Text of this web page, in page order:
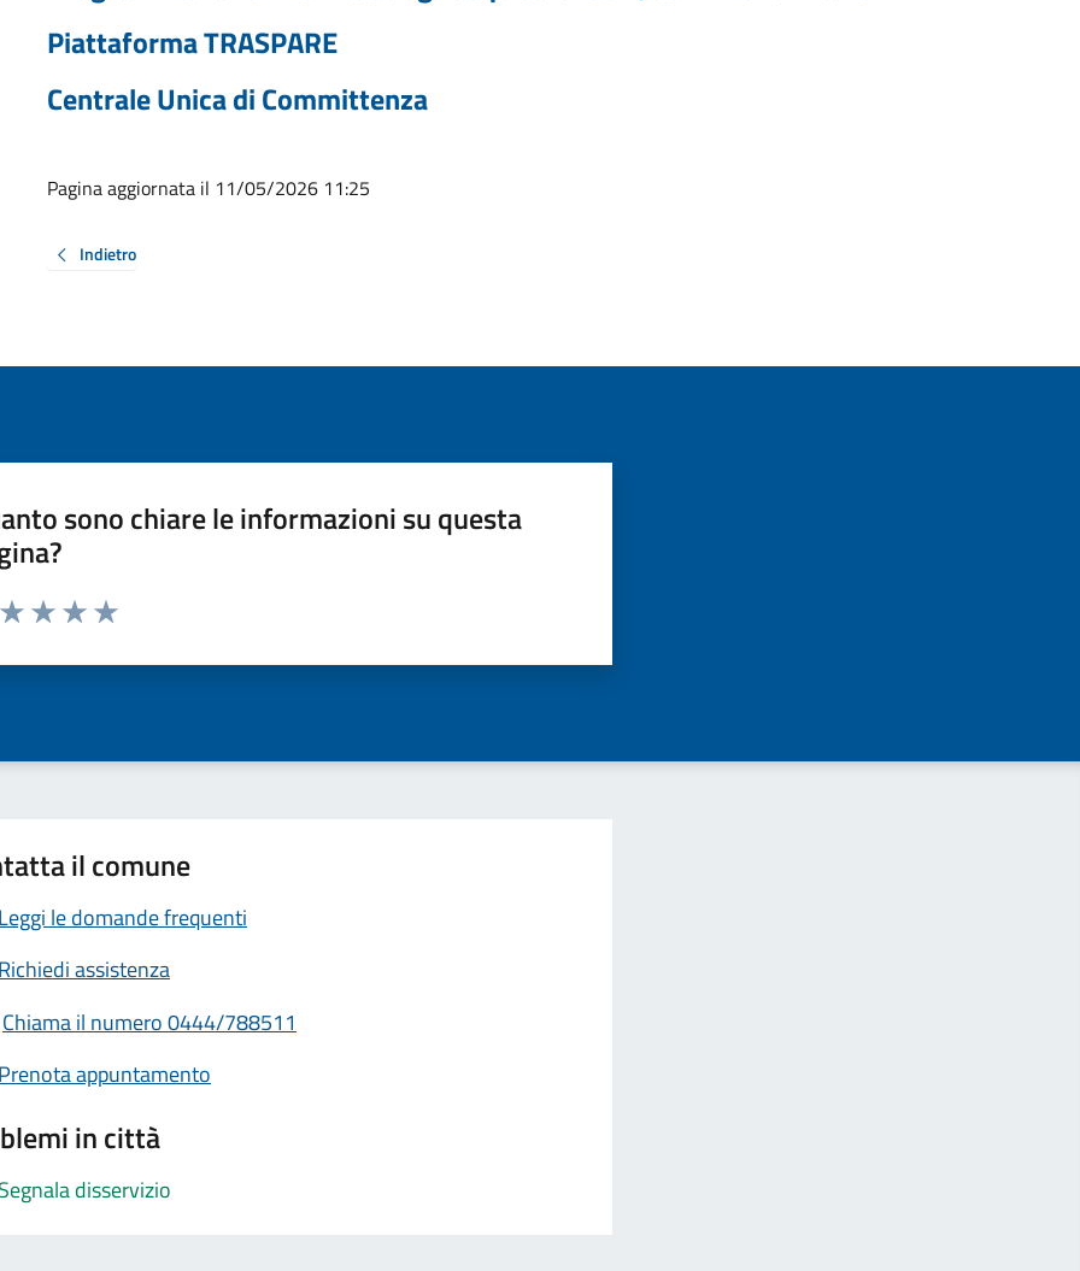
Piattaforma TRASPARE
Centrale Unica di Committenza
Pagina aggiornata il 11/05/2026 11:25
Indietro
sono chiare le informazioni su questa
da 1 a 5 stelle la pagina
il comune
Leggi le domande frequenti
Richiedi assistenza
Chiama il numero 0444/788511
Prenota appuntamento
in città
Segnala disservizio